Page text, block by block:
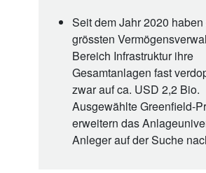
Seit dem Jahr 2020
grössten
Bereich Infrastruktur ihre
Gesamtanlagen fast
zwar auf ca. USD 2,2 Bio.
Ausgewählte Greenfield-
erweitern das
Anleger auf der Suche